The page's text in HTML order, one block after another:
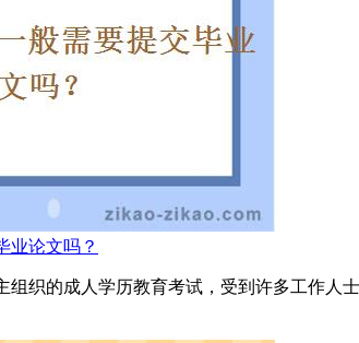
业论文吗？
组织的成人学历教育考试，受到许多工作人